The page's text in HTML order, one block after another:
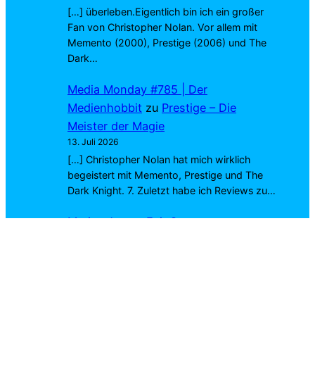
[…] überleben.Eigentlich bin ich ein großer
Fan von Christopher Nolan. Vor allem mit
Memento (2000), Prestige (2006) und The
Dark…
Media Monday #785 | Der
Medienhobbit zu Prestige – Die
Meister der Magie
13. Juli 2026
[…] Christopher Nolan hat mich wirklich
begeistert mit Memento, Prestige und The
Dark Knight. 7. Zuletzt habe ich Reviews zu…
Marius JoazuExit 8